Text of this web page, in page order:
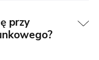
przy